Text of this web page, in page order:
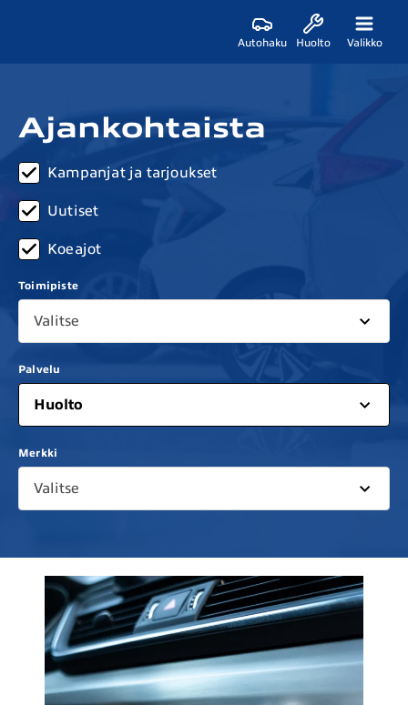
Autohaku Huolto Valikko
Ajankohtaista
Kampanjat ja tarjoukset
Uutiset
Koeajot
Toimipiste
Valitse
Palvelu
Huolto
Merkki
Valitse